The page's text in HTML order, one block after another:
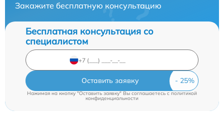
Закажите бесплатную консультацию
Бесплатная консультация со
специалистом
Оставить заявку
Нажимая на кнопку "Оставить заявку" Вы соглашаетесь cполитикой
конфиденциальности